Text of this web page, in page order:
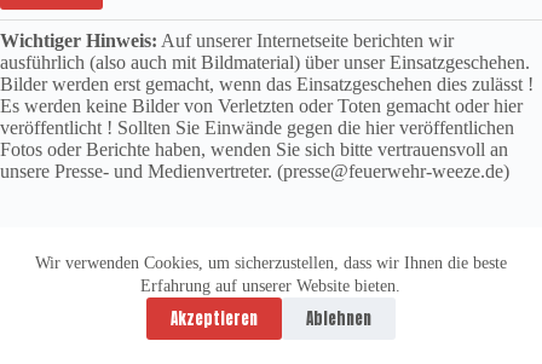
Wir verwenden Cookies, um sicherzustellen, dass wir Ihnen die beste
Erfahrung auf unserer Website bieten.
Akzeptieren Ablehnen
Wichtiger Hinweis: Auf unserer Internetseite berichten wir
ausführlich (also auch mit Bildmaterial) über unser Einsatzgeschehen.
Bilder werden erst gemacht, wenn das Einsatzgeschehen dies zulässt !
Es werden keine Bilder von Verletzten oder Toten gemacht oder hier
veröffentlicht ! Sollten Sie Einwände gegen die hier veröffentlichen
Fotos oder Berichte haben, wenden Sie sich bitte vertrauensvoll an
unsere Presse- und Medienvertreter. (presse@feuerwehr-weeze.de)
Datenschutzerklärung
Impressum
Copyright © 2026 -
vitolution